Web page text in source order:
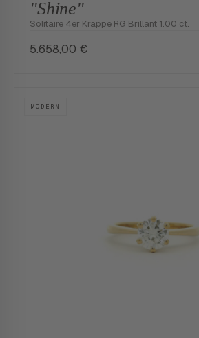
"Shine"
Solitaire 4er Krappe RG Brillant 1.00 ct.
5.658,00 €
MODERN